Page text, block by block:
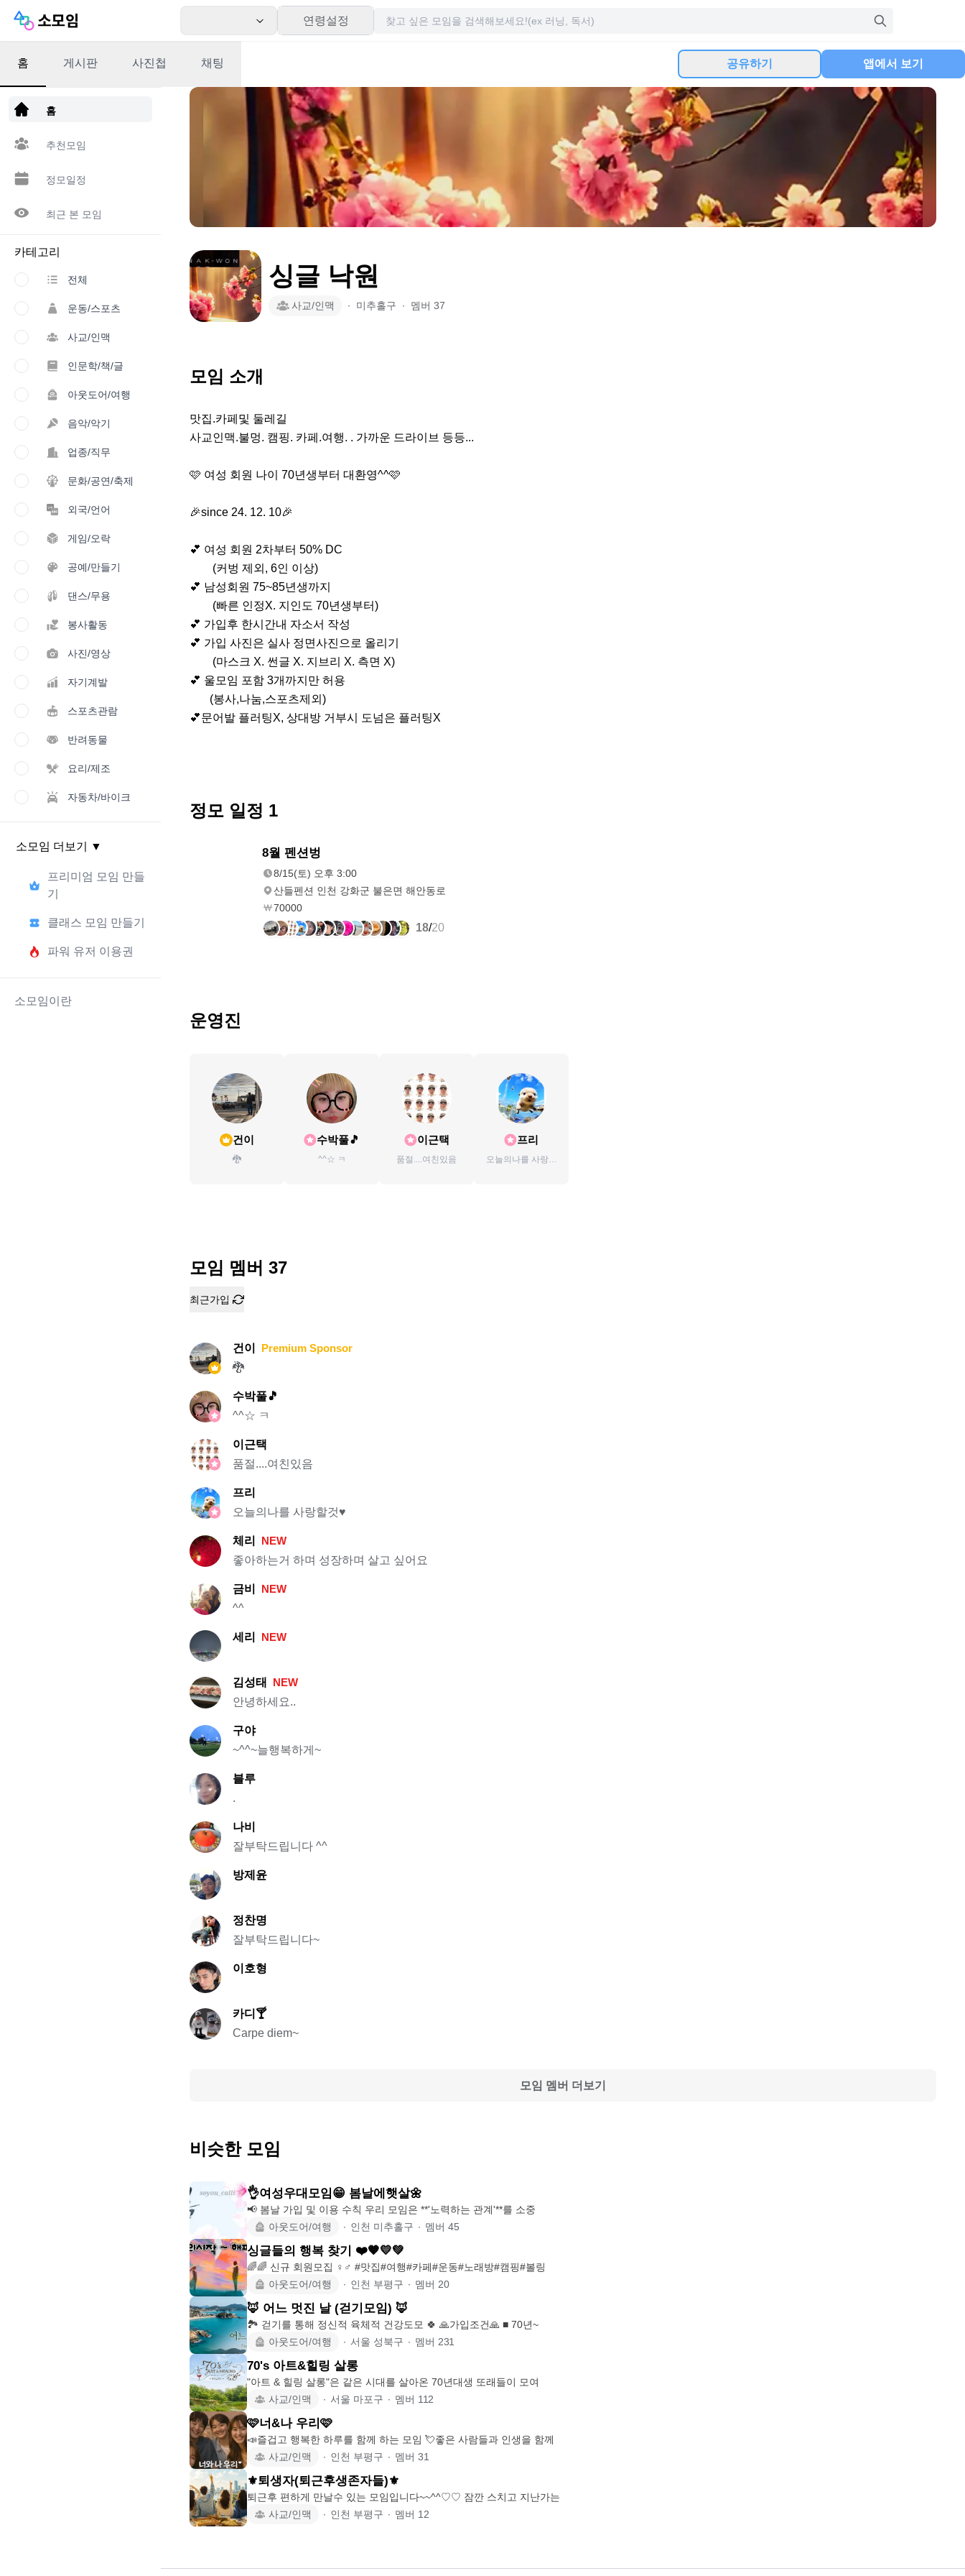
연령설정
앱 다운로드
홈
추천모임
정모일정
최근 본 모임
카테고리
전체
운동/스포츠
사교/인맥
인문학/책/글
아웃도어/여행
음악/악기
업종/직무
문화/공연/축제
외국/언어
게임/오락
공예/만들기
댄스/무용
봉사활동
사진/영상
자기계발
스포츠관람
반려동물
요리/제조
자동차/바이크
소모임 더보기 ▼
프리미엄 모임 만들
기
클래스 모임 만들기
파워 유저 이용권
소모임이란
홈 게시판 사진첩 채팅 공유하기 앱에서 보기
싱글 낙원
사교/인맥 ∙ 미추홀구 ∙ 멤버 37
모임 소개
맛집.카페및 둘레길
사교인맥.불멍. 캠핑. 카페.여행. . 가까운 드라이브 등등...
🩷 여성 회원 나이 70년생부터 대환영^^🩷
🎉since 24. 12. 10🎉
💕 여성 회원 2차부터 50% DC
💕 남성회원 75~85년생까지
💕 가입후 한시간내 자소서 작성
💕 가입 사진은 실사 정면사진으로 올리기
💕 울모임 포함 3개까지만 허용
💕문어발 플러팅X, 상대방 거부시 도넘은 플러팅X
정모 일정 1
8월 펜션벙
8/15(토) 오후 3:00
산들펜션 인천 강화군 불은면 해안동로
70000
18/20
운영진
건이
🐉
수박풀🎵
^^☆ ㅋ
이근택
품절....여친있음
프리
오늘의나를 사랑할
모임 멤버 37
최근가입
건이
Premium Sponsor
🐉
수박풀🎵
^^☆ ㅋ
이근택
품절....여친있음
프리
오늘의나를 사랑할것♥︎
체리
NEW
좋아하는거 하며 성장하며 살고 싶어요
금비
NEW
^^
세리 NEW
김성태
NEW
안녕하세요..
구야
~^^~늘행복하게~
블루
.
나비
잘부탁드립니다 ^^
방제윤
정찬명
잘부탁드립니다~
이호형
카디🍸
Carpe diem~
모임 멤버 더보기
비슷한 모임
👌여성우대모임😁 봄날에햇살🌼
📢 봄날 가입 및 이용 수칙 우리 모임은 **'노력하는 관계'**를 소중
아웃도어/여행
∙ 인천 미추홀구 ∙ 멤버 45
싱글들의 행복 찾기 ❤️🧡💛💚
🌈🌈 신규 회원모집 ♀️♂️ #맛집#여행#카페#운동#노래방#캠핑#볼링
아웃도어/여행
∙ 인천 부평구 ∙ 멤버 20
🦊 어느 멋진 날 (걷기모임) 🦊
🏞 걷기를 통해 정신적 육체적 건강도모 🍀 🙏가입조건🙏 ■ 70년~
아웃도어/여행
∙ 서울 성북구 ∙ 멤버 231
70's 아트&힐링 살롱
"아트 & 힐링 살롱"은 같은 시대를 살아온 70년대생 또래들이 모여
사교/인맥
∙ 서울 마포구 ∙ 멤버 112
🩷너&나 우리🩷
📣즐겁고 행복한 하루를 함께 하는 모임 💘좋은 사람들과 인생을 함께
사교/인맥
∙ 인천 부평구 ∙ 멤버 31
⚜️퇴생자(퇴근후생존자들)⚜️
퇴근후 편하게 만날수 있는 모임입니다~~^^♡♡ 잠깐 스치고 지난가는
사교/인맥
∙ 인천 부평구 ∙ 멤버 12